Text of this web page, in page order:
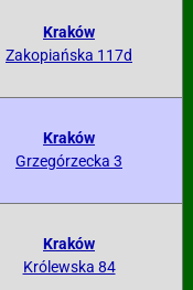
Kraków
Zakopiańska 117d
Kraków
Grzegórzecka 3
Kraków
Królewska 84